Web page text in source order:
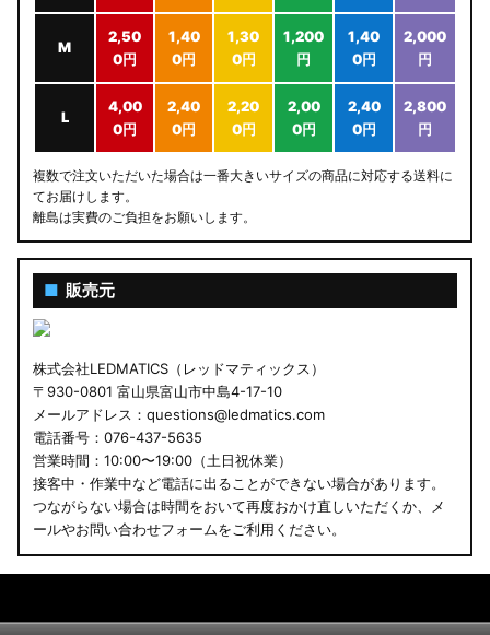
M
2,50
0円
1,40
0円
1,30
0円
1,200
円
1,40
0円
2,000
円
L
4,00
0円
2,40
0円
2,20
0円
2,00
0円
2,40
0円
2,800
円
複数で注文いただいた場合は一番大きいサイズの商品に対応する送料に
てお届けします。
離島は実費のご負担をお願いします。
■ 販売元
株式会社LEDMATICS（レッドマティックス）
〒930-0801 富山県富山市中島4-17-10
メールアドレス：questions@ledmatics.com
電話番号：076-437-5635
営業時間：10:00〜19:00（土日祝休業）
接客中・作業中など電話に出ることができない場合があります。
つながらない場合は時間をおいて再度おかけ直しいただくか、メ
ールやお問い合わせフォームをご利用ください。